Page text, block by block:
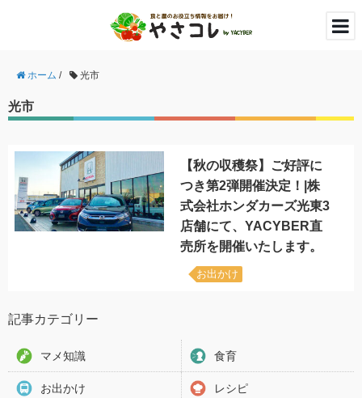
ホーム / 光市
光市
【秋の収穫祭】ご好評に
つき第2弾開催決定！|株
式会社ホンダカーズ光東3
店舗にて、YACYBER直
売所を開催いたします。
お出かけ
記事カテゴリー
マメ知識 食育
お出かけ レシピ